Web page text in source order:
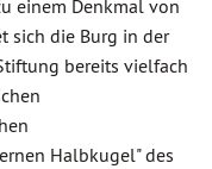
einem Denkmal von
sich die Burg in der
bereits vielfach
Halbkugel" des